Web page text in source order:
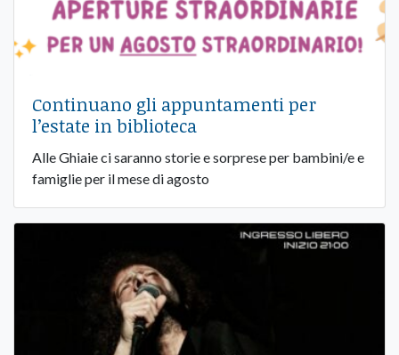
Continuano gli appuntamenti per
l’estate in biblioteca
Alle Ghiaie ci saranno storie e sorprese per bambini/e e
famiglie per il mese di agosto